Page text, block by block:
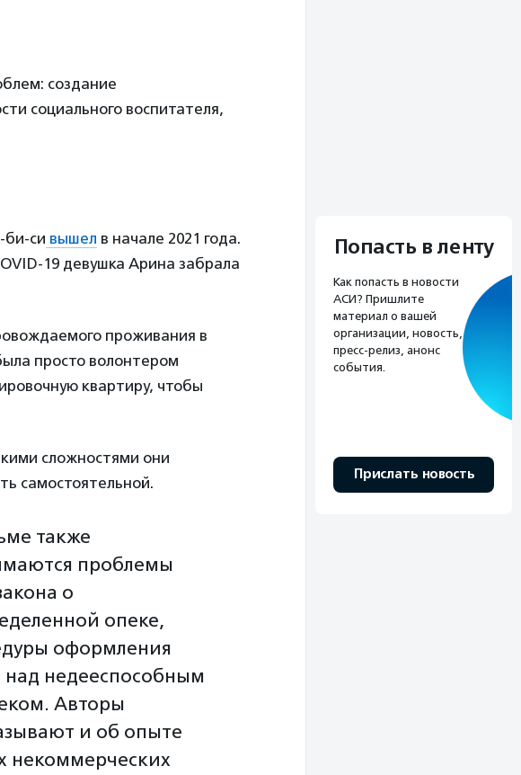
создание
социального воспитателя,
би-си вышел в начале 2021 года.
19 девушка Арина забрала
проживания в
просто волонтером
квартиру, чтобы
сложностями они
самостоятельной.
также
проблемы
о
опеке,
оформления
над недееспособным
Авторы
и об опыте
некоммерческих
Попасть в ленту
Как попасть в новости
АСИ? Пришлите
материал о вашей
организации, новость,
пресс-релиз, анонс
события.
Прислать новость